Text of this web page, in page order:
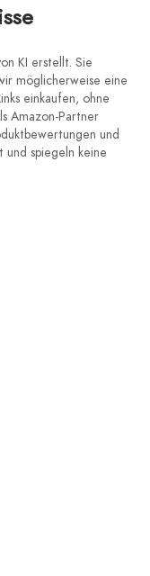
KI erstellt. Sie
möglicherweise eine
einkaufen, ohne
Amazon-Partner
und
spiegeln keine